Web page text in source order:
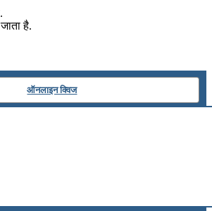
है.
ऑनलाइन क्विज